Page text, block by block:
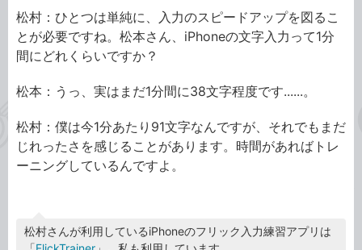
松村：ひとつは単純に、入力のスピードアップを図るこ
とが必要ですね。松本さん、iPhoneの文字入力って1分
間にどれくらいですか？
松本：うっ、実はまだ1分間に38文字程度です......。
松村：僕は今1分あたり91文字なんですが、それでもまだ
じれったさを感じることがあります。時間があればトレ
ーニングしているんですよ。
松村さんが利用しているiPhoneのフリック入力練習アプリは